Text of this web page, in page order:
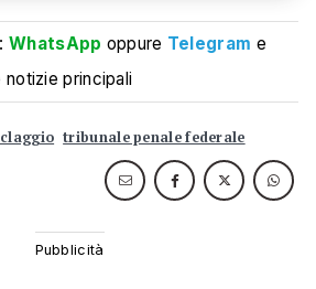
WhatsApp oppure Telegram e
principali
tribunale penale federale